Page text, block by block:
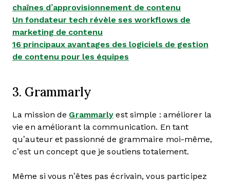
chaînes d’approvisionnement de contenu
Un fondateur tech révèle ses workflows de
marketing de contenu
16 principaux avantages des logiciels de gestion
de contenu pour les équipes
3. Grammarly
La mission de Grammarly est simple : améliorer la
vie en améliorant la communication. En tant
qu’auteur et passionné de grammaire moi-même,
c’est un concept que je soutiens totalement.
Même si vous n’êtes pas écrivain, vous participez